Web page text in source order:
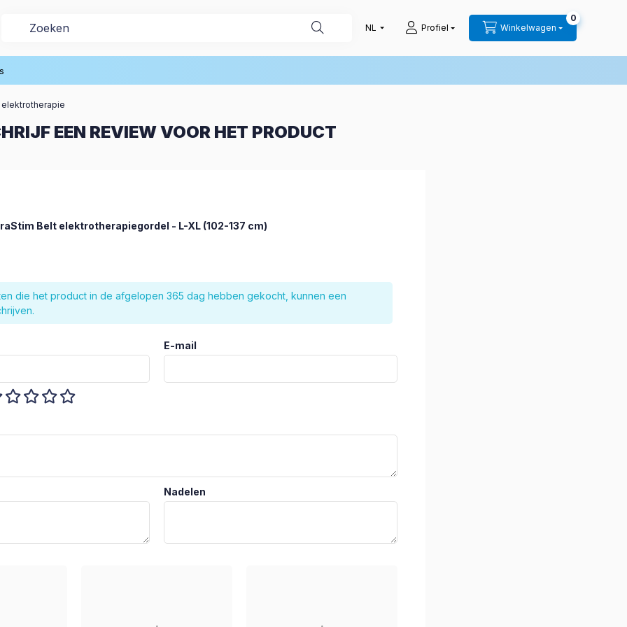
Profiel Winkelwagen
0
EEN REVIEW VOOR HET PRODUCT
Belt elektrotherapiegordel - L-XL (102-137 cm)
die het product in de afgelopen 365 dag hebben gekocht, kunnen een
E-mail
Nadelen